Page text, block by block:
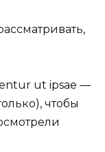
ut ipsae —
чтобы